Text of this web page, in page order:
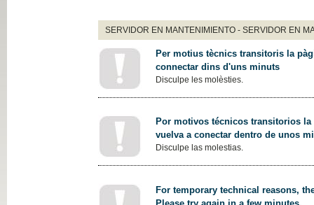
SERVIDOR EN MANTENIMIENTO - SERVIDOR EN
Per motius tècnics transitoris la
connectar dins d'uns minuts
Disculpe les molèsties.
Por motivos técnicos transitorios
vuelva a conectar dentro de unos
Disculpe las molestias.
For temporary technical reasons,
Please try again in a few minutes.